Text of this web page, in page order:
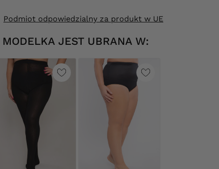
Podmiot odpowiedzialny za produkt w UE
MODELKA JEST UBRANA W: